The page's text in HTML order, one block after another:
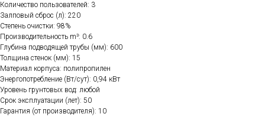
Количество пользователей: 3
Залповый сброс (л): 220
Степень очистки: 98%
Производительность m³: 0.6
Глубина подводящей трубы (мм): 600
Толщина стенок (мм): 15
Материал корпуса: полипропилен
Энергопотребление (Вт/сут): 0,94 кВт
Уровень грунтовых вод: любой
Срок эксплуатации (лет): 50
Гарантия (от производителя): 10